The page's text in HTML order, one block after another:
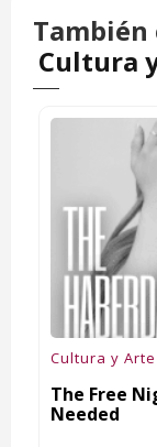
También
Cultura
Cultura y Arte
The Free
Needed